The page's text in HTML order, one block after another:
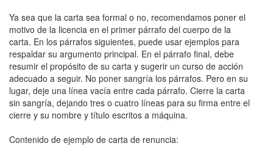
Ya sea que la carta sea formal o no, recomendamos poner el
motivo de la licencia en el primer párrafo del cuerpo de la
carta. En los párrafos siguientes, puede usar ejemplos para
respaldar su argumento principal. En el párrafo final, debe
resumir el propósito de su carta y sugerir un curso de acción
adecuado a seguir. No poner sangría los párrafos. Pero en su
lugar, deje una línea vacía entre cada párrafo. Cierre la carta
sin sangría, dejando tres o cuatro líneas para su firma entre el
cierre y su nombre y título escritos a máquina.
Contenido de ejemplo de carta de renuncia: